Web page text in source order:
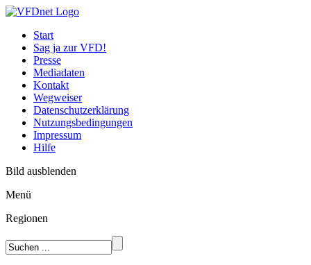
Start
Sag ja zur VFD!
Presse
Mediadaten
Kontakt
Wegweiser
Datenschutzerklärung
Nutzungsbedingungen
Impressum
Hilfe
Bild ausblenden
Menü
Regionen